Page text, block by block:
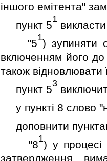
iншого емiтента"
пункт 51
"51) зупиняти
включенням його
також вiдновлювати
пункт 53
у пунктi 8 слово
доповнити
"81) у процесi
затвердження,